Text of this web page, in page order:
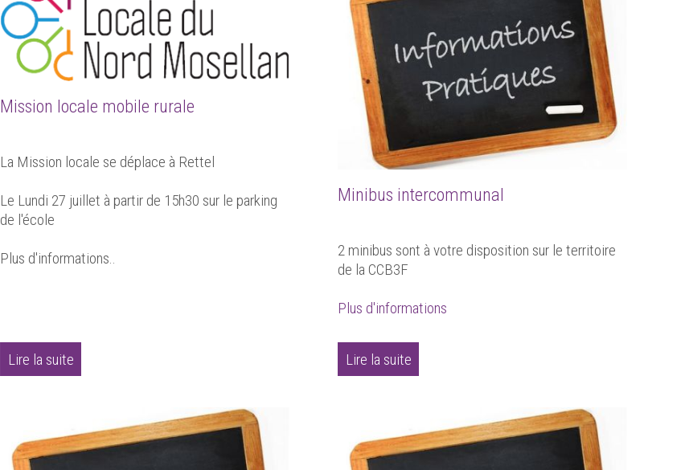
Mission locale mobile rurale
La Mission locale se déplace à Rettel
Le Lundi 27 juillet à partir de 15h30 sur le parking
de l'école
Plus d'informations..
Lire la suite
Minibus intercommunal
2 minibus sont à votre disposition sur le territoire
de la CCB3F
Plus d'informations
Lire la suite